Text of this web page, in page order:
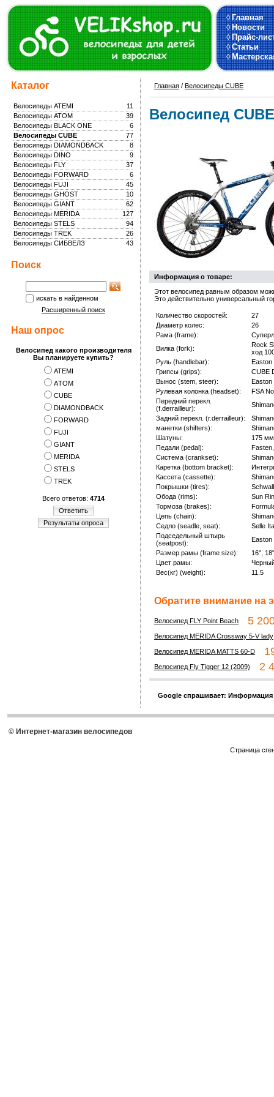
◊Главная
◊Новости
◊Прайс-
◊Статьи
◊
Каталог
11
Велосипеды ATEMI
39
Велосипеды ATOM
6
Велосипеды BLACK ONE
77
Велосипеды CUBE
8
Велосипеды DIAMONDBACK
9
Велосипеды DINO
37
Велосипеды FLY
6
Велосипеды FORWARD
45
Велосипеды FUJI
10
Велосипеды GHOST
62
Велосипеды GIANT
127
Велосипеды MERIDA
94
Велосипеды STELS
26
Велосипеды TREK
43
Велосипеды СИБВЕЛЗ
Поиск
искать в найденном
Расширенный поиск
Наш опрос
Велосипед какого производителя
Вы планируете купить?
ATEMI
АTOM
CUBE
DIAMONDBACK
FORWARD
FUJI
GIANT
MERIDA
STELS
TREK
Всего ответов: 4714
Ответить
Результаты опроса
Главная / Велосипеды CUBE
Велосипед
Информация о товаре:
Этот велосипед равным образом
Это действительно универсальный
Количество скоростей:
27
Диаметр колес:
26
Рама (frame):
Вилка (fork):
Rock
ход
Руль (handlebar):
Грипсы (grips):
CUBE
Вынос (stem, steer):
Рулевая колонка (headset):
FSA
Передний перекл.
(f.derrailleur):
Задний перекл. (r.derrailleur):
манетки (shifters):
Шатуны:
175 мм
Педали (pedal):
Система (crankset):
Каретка (bottom bracket):
Кассета (cassette):
Покрышки (tires):
Обода (rims):
Sun
Тормоза (brakes):
Цепь (chain):
Седло (seadle, seat):
Selle
Подседельный штырь
(seatpost):
Размер рамы (frame size):
16",
Цвет рамы:
Вес(кг) (weight):
11.5
Обратите внимание на
Велосипед FLY Point Beach 5
Велосипед MERIDA Crossway 5-V lady
Велосипед MERIDA MATTS 60-D
Велосипед Fly Tigger 12 (2009) 2
Google спрашивает:
© Интернет-магазин велосипедов
Страница